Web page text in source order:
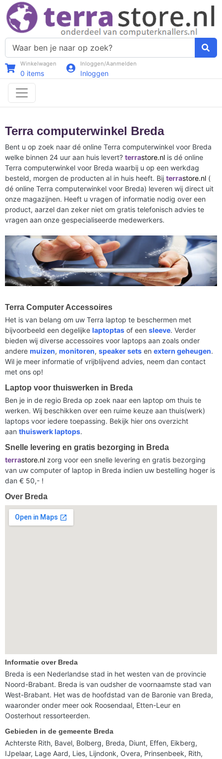
Winkelwagen
0 items
Inloggen/Aanmelden
Inloggen
Terra computerwinkel Breda
Bent u op zoek naar dé online Terra computerwinkel voor Breda
welke binnen 24 uur aan huis levert? terrastore.nl is dé online
Terra computerwinkel voor Breda waarbij u op een werkdag
besteld, morgen de producten al in huis heeft. Bij terrastore.nl (
dé online Terra computerwinkel voor Breda) leveren wij direct uit
onze magazijnen. Heeft u vragen of informatie nodig over een
product, aarzel dan zeker niet om gratis telefonisch advies te
vragen aan onze gespecialiseerde medewerkers.
Terra Computer Accessoires
Het is van belang om uw Terra laptop te beschermen met
bijvoorbeeld een degelijke laptoptas of een sleeve. Verder
bieden wij diverse accessoires voor laptops aan zoals onder
andere muizen, monitoren, speaker sets en extern geheugen.
Wil je meer informatie of vrijblijvend advies, neem dan contact
met ons op!
Laptop voor thuiswerken in Breda
Ben je in de regio Breda op zoek naar een laptop om thuis te
werken. Wij beschikken over een ruime keuze aan thuis(werk)
laptops voor iedere toepassing. Bekijk hier ons overzicht
aan thuiswerk laptops.
Snelle levering en gratis bezorging in Breda
terrastore.nl zorg voor een snelle levering en gratis bezorging
van uw computer of laptop in Breda indien uw bestelling hoger is
dan € 50,- !
Over Breda
Informatie over Breda
Breda is een Nederlandse stad in het westen van de provincie
Noord-Brabant. Breda is van oudsher de voornaamste stad van
West-Brabant. Het was de hoofdstad van de Baronie van Breda,
waaronder onder meer ook Roosendaal, Etten-Leur en
Oosterhout ressorteerden.
Gebieden in de gemeente Breda
Achterste Rith, Bavel, Bolberg, Breda, Diunt, Effen, Eikberg,
IJpelaar, Lage Aard, Lies, Lijndonk, Overa, Prinsenbeek, Rith,